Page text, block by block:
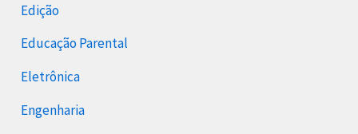
Edição
Educação Parental
Eletrônica
Engenharia